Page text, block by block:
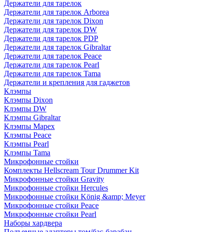
Держатели для тарелок
Держатели для тарелок Arborea
Держатели для тарелок Dixon
Держатели для тарелок DW
Держатели для тарелок PDP
Держатели для тарелок Gibraltar
Держатели для тарелок Peace
Держатели для тарелок Pearl
Держатели для тарелок Tama
Держатели и крепления для гаджетов
Клэмпы
Клэмпы Dixon
Клэмпы DW
Клэмпы Gibraltar
Клэмпы Mapex
Клэмпы Peace
Клэмпы Pearl
Клэмпы Tama
Микрофонные стойки
Комплекты Hellscream Tour Drummer Kit
Микрофонные стойки Gravity
Микрофонные стойки Hercules
Микрофонные стойки König &amp; Meyer
Микрофонные стойки Peace
Микрофонные стойки Pearl
Наборы хардвера